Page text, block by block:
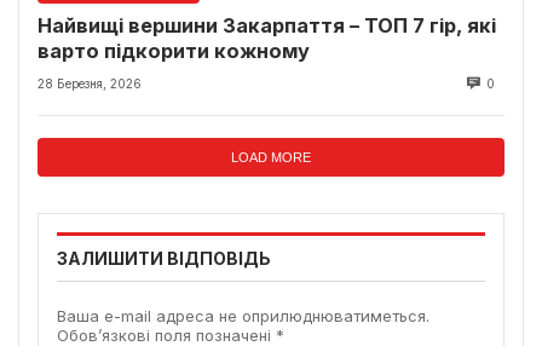
Найвищі вершини Закарпаття – ТОП 7 гір, які
варто підкорити кожному
28 Березня, 2026 0
LOAD MORE
ЗАЛИШИТИ ВІДПОВІДЬ
Ваша e-mail адреса не оприлюднюватиметься.
Обов’язкові поля позначені *